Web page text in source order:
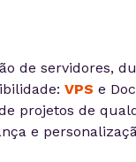
de servidores,
VPS e
projetos de
e